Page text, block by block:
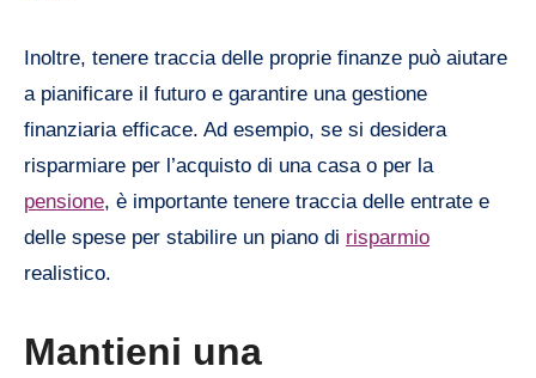
Inoltre, tenere traccia delle proprie finanze può aiutare
a pianificare il futuro e garantire una gestione
finanziaria efficace. Ad esempio, se si desidera
risparmiare per l’acquisto di una casa o per la
pensione, è importante tenere traccia delle entrate e
delle spese per stabilire un piano di risparmio
realistico.
Mantieni una